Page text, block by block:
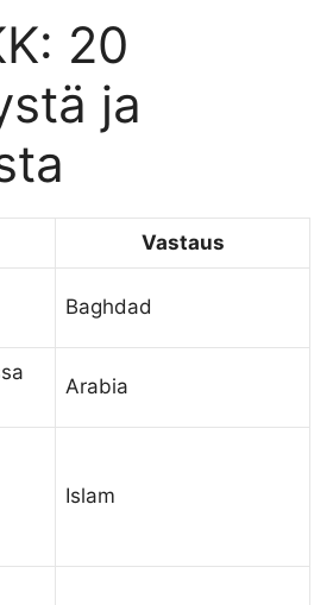
20
ja
Vastaus
Baghdad
Arabia
Islam